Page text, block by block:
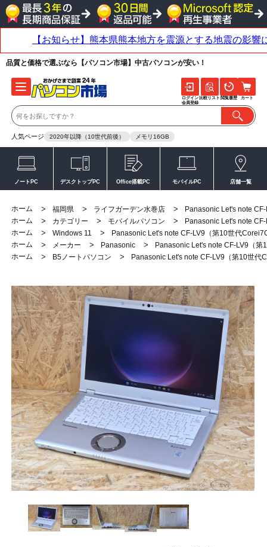
品質と価格で選ぶなら【パソコン市場】中古パソコンが安い！
人気ページ 2020年以降（10世代前後） メモリ16GB
ログイン
会員登録
比較リスト 閲覧履歴 カート
ノートPC デスクトップPC Office搭載PC モバイルPC 店舗一覧
ホーム > 福岡県 > ライフガーデン水巻店 >
Panasonic Let's note
ホーム
> カテゴリー > モバイルパソコン >
Panasonic Let's note
ホーム
> Windows 11 >
Panasonic Let's note CF-LV9（第10世代
ホーム
> メーカー > Panasonic >
Panasonic Let's note CF-LV9（第
ホーム
> B5ノートパソコン > Panasonic Let's note CF-LV9（第10世代